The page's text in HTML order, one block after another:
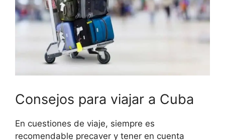
Consejos para viajar a Cuba
En cuestiones de viaje, siempre es
recomendable precaver y tener en cuenta